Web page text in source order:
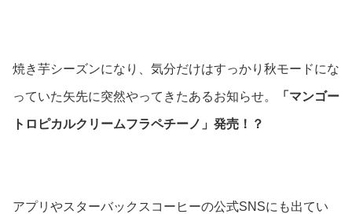
焼き芋シーズンになり、気分だけはすっかり秋モードにな
っていた矢先に突然やってきたあるお知らせ。 「マンゴー
トロピカルクリームフラペチーノ」発売！？
アプリやスターバックスコーヒーの公式SNSにも出てい